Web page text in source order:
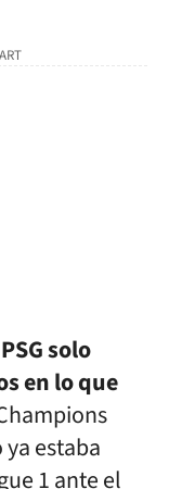
ART
solo
en lo que
estaba
1 ante el